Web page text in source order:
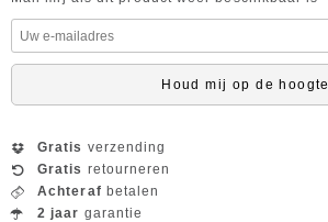
Houd mij op de hoogte
Gratis verzending
Gratis retourneren
Achteraf betalen
2 jaar garantie